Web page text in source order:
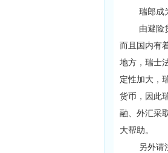
瑞郎成为
由避险货
而且国内有
地方，瑞士
定性加大，
货币，因此
融、外汇采
大帮助。
另外请注